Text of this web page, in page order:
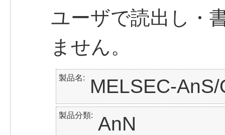
ユーザで読出し・
ません。
製品名 MELSEC-
製品分類 AnN